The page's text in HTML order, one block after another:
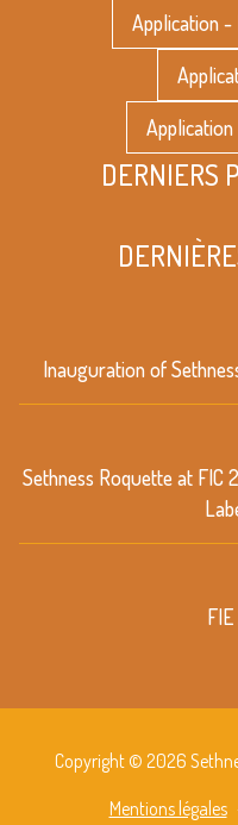
Application -
DERNIERS
Inauguration of
Sethness Roquette at FIC
Copyright © 2026
Mentions légales